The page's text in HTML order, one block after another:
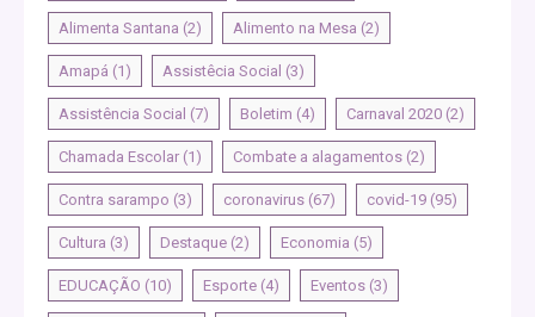
Alimenta Santana (2) Alimento na Mesa (2)
Amapá (1) Assistêcia Social (3)
Assistência Social (7) Boletim (4) Carnaval 2020 (2)
Chamada Escolar (1) Combate a alagamentos (2)
Contra sarampo (3) coronavirus (67) covid-19 (95)
Cultura (3) Destaque (2) Economia (5)
EDUCAÇÃO (10) Esporte (4) Eventos (3)